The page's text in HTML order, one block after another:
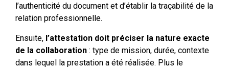
l’authenticité du document et d’établir la traçabilité de la
relation professionnelle.
Ensuite, l’attestation doit préciser la nature exacte
de la collaboration : type de mission, durée, contexte
dans lequel la prestation a été réalisée. Plus le